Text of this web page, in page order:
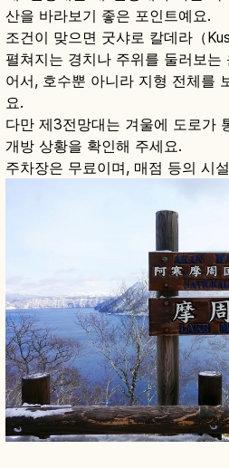
산을 바라보기 좋은 포인트예요.
조건이 맞으면 굿샤로 칼데라（
펼쳐지는 경치나 주위를 둘러보는
어서, 호수뿐 아니라 지형 전체를
요.
다만 제3전망대는 겨울에 도로가
개방 상황을 확인해 주세요.
주차장은 무료이며, 매점 등의 시